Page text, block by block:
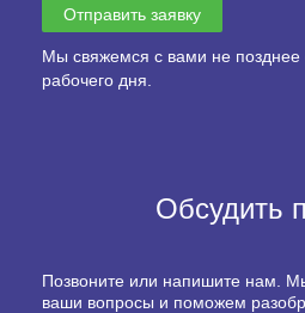
Мы свяжемся с вами не
рабочего дня.
Обсудить
Позвоните или напишите нам.
ваши вопросы и поможем